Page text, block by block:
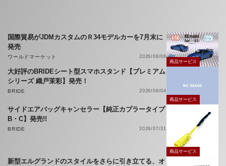
国際貿易がJDMカスタムのＲ34モデルカーを7月末に
発売
ワールドマーケット
2026/08/06
商品サービス
大好評のBRIDEシート型スマホスタンド【プレミアム
シリーズ 織戸茉彩】発売！
BRIDE
2026/08/04
商品サービス
サイドエアバッグキャンセラー【純正カプラータイプ
B・C】発売!!
BRIDE 2026/07/31
商品サービス
新型エルグランドのスタイルをさらに引き立てる、オ